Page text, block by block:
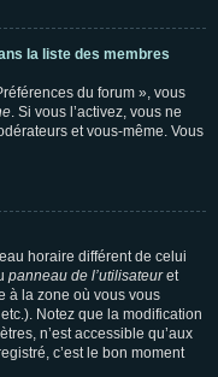
la liste des membres
du forum », vous
. Si vous l’activez, vous ne
et vous-même. Vous
horaire différent de celui
panneau de l’utilisateuret
à la zone où vous vous
Notez que la modification
n’est accessible qu’aux
c’est le bon moment